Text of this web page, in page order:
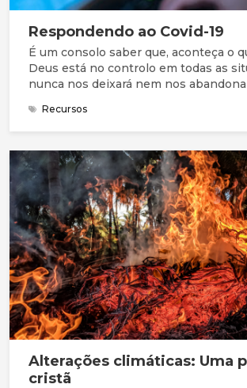
Respondendo ao Covid-19
É um consolo saber que, aconteça o
Deus está no controlo em todas as
nunca nos deixará nem nos
(Romanos 8: 38,39) ou retirar da sua
10:28). Deus tem o poder de
nos de acordo com a sua vontade
situações de dificuldade, de perda ou
caos (Romanos 8:28).
Recursos
Alterações climáticas: Uma
cristã